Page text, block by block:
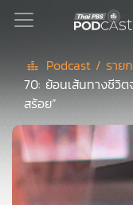
Podcast
เพล
ลิ
Podcast / ราย
70: ย้อนเส้นทางชีวิ
สร้อย”